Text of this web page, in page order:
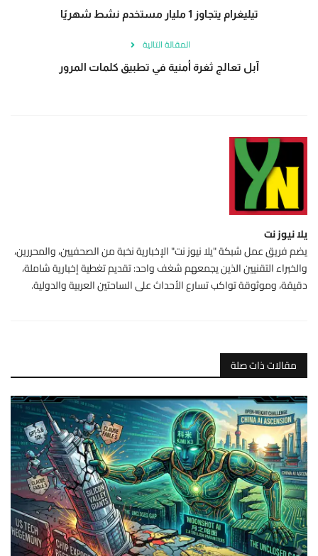
تيليغرام يتجاوز 1 مليار مستخدم نشط شهريًا
المقالة التالية
آبل تعالج ثغرة أمنية في تطبيق كلمات المرور
يلا نيوز نت
يضم فريق عمل شبكة "يلا نيوز نت" الإخبارية نخبة من الصحفيين، والمحررين،
والخبراء التقنيين الذين يجمعهم شغف واحد: تقديم تغطية إخبارية شاملة،
دقيقة، وموثوقة تواكب تسارع الأحداث على الساحتين العربية والدولية.
مقالات ذات صلة